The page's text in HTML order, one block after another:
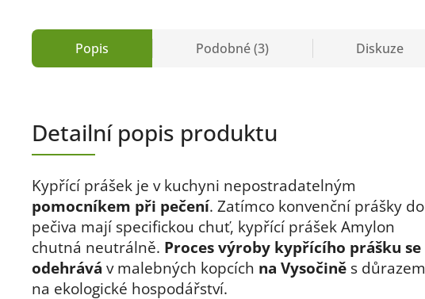
Popis Podobné (3) Diskuze
Detailní popis produktu
Kypřící prášek je v kuchyni nepostradatelným
pomocníkem při pečení. Zatímco konvenční prášky do
pečiva mají specifickou chuť, kypřící prášek Amylon
chutná neutrálně. Proces výroby kypřícího prášku se
odehrává v malebných kopcích na Vysočině s důrazem
na ekologické hospodářství.